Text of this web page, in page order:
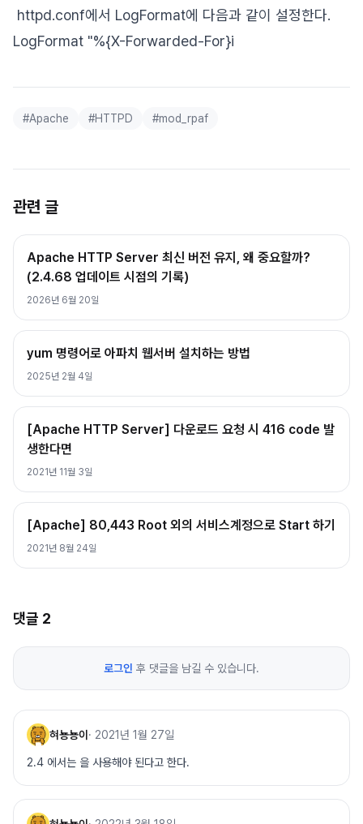
httpd.conf에서 LogFormat에 다음과 같이 설정한다.
LogFormat "%{X-Forwarded-For}i
#Apache #HTTPD #mod_rpaf
관련 글
Apache HTTP Server 최신 버전 유지, 왜 중요할까?
(2.4.68 업데이트 시점의 기록)
2026년 6월 20일
yum 명령어로 아파치 웹서버 설치하는 방법
2025년 2월 4일
[Apache HTTP Server] 다운로드 요청 시 416 code 발
생한다면
2021년 11월 3일
[Apache] 80,443 Root 외의 서비스계정으로 Start 하기
2021년 8월 24일
댓글 2
로그인 후 댓글을 남길 수 있습니다.
혀뇽뇽이 · 2021년 1월 27일
2.4 에서는 을 사용해야 된다고 한다.